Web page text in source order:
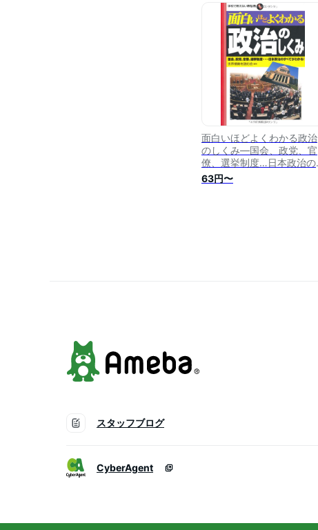
面白いほどよくわかる政治
のしくみ―国会、政党、官
僚、選挙制度…日本政治の
すべてがわかる! (学校で教
えない教科書)
63円〜
スタッフブログ
CyberAgent